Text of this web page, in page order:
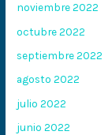
noviembre 2022
octubre 2022
septiembre 2022
agosto 2022
julio 2022
junio 2022